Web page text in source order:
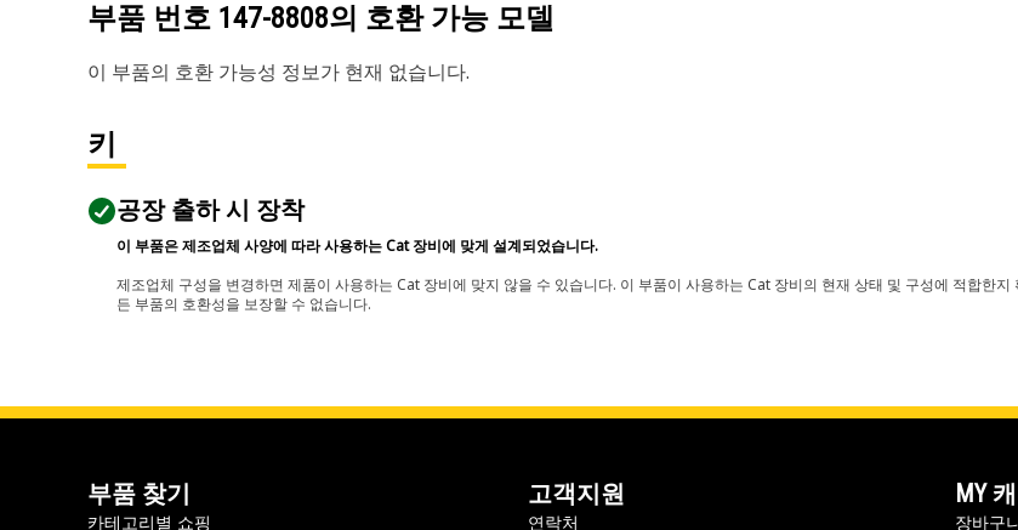
부품 번호 147-8808의 호환 가능 모델
이 부품의 호환 가능성 정보가 현재 없습니다.
키
공장 출하 시 장착
이 부품은 제조업체 사양에 따라 사용하는 Cat 장비에 맞게 설계되었습니다.
제조업체 구성을 변경하면 제품이 사용하는 Cat 장비에 맞지 않을 수 있습니다. 이 부품이 사용하는 Cat 장비의 현재 상태 및 구성에 적합한
든 부품의 호환성을 보장할 수 없습니다.
부품 찾기
카테고리별 쇼핑
고객지원
연락처
MY
장바구